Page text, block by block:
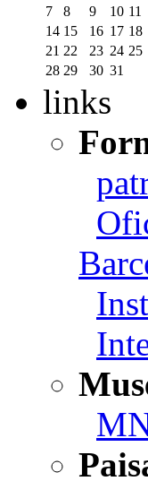
7
8 9 10 11
14 15 16 17 18
21 22 23 24 25
28 29 30 31
links